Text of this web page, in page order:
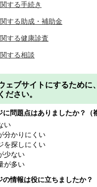
する手続き
する助成・補助金
する健康診査
する相談
ェブサイトにするために
ださい。
に問題点はありましたか？（
い
分かりにくい
を探しにくい
少ない
が多い
の情報は役に立ちましたか？